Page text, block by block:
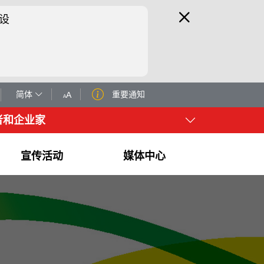
简体 AA 重要通知
和企业家
宣传活动 媒体中心